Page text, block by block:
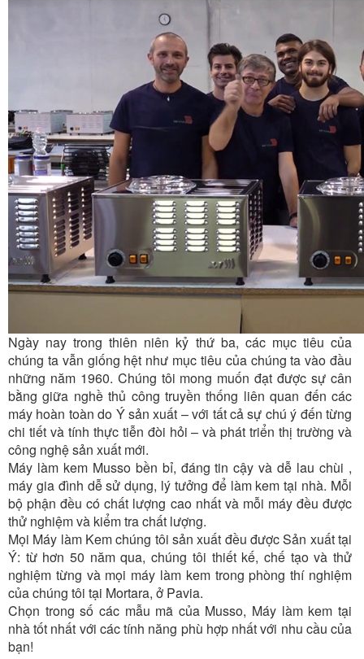
Ngày nay trong thiên niên kỷ thứ ba, các mục tiêu của
chúng ta vẫn giống hệt như mục tiêu của chúng ta vào đầu
những năm 1960. Chúng tôi mong muốn đạt được sự cân
bằng giữa nghề thủ công truyền thống liên quan đến các
máy hoàn toàn do Ý sản xuất – với tất cả sự chú ý đến từng
chi tiết và tính thực tiễn đòi hỏi – và phát triển thị trường và
công nghệ sản xuất mới.
Máy làm kem Musso bền bỉ, đáng tin cậy và dễ lau chùi ,
máy gia đình dễ sử dụng, lý tưởng để làm kem tại nhà. Mỗi
bộ phận đều có chất lượng cao nhất và mỗi máy đều được
thử nghiệm và kiểm tra chất lượng.
Mọi Máy làm Kem chúng tôi sản xuất đều được Sản xuất tại
Ý: từ hơn 50 năm qua, chúng tôi thiết kế, chế tạo và thử
nghiệm từng và mọi máy làm kem trong phòng thí nghiệm
của chúng tôi tại Mortara, ở Pavia.
Chọn trong số các mẫu mã của Musso, Máy làm kem tại
nhà tốt nhất với các tính năng phù hợp nhất với nhu cầu của
bạn!